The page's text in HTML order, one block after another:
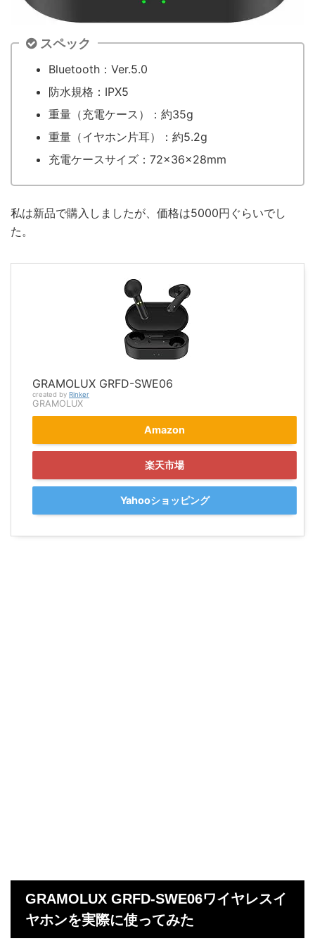
スペック
Bluetooth：Ver.5.0
防水規格：IPX5
重量（充電ケース）：約35g
重量（イヤホン片耳）：約5.2g
充電ケースサイズ：72×36×28mm
私は新品で購入しましたが、価格は5000円ぐらいでし
た。
GRAMOLUX GRFD-SWE06
created by Rinker
GRAMOLUX
Amazon
楽天市場
Yahooショッピング
GRAMOLUX GRFD-SWE06ワイヤレスイ
ヤホンを実際に使ってみた